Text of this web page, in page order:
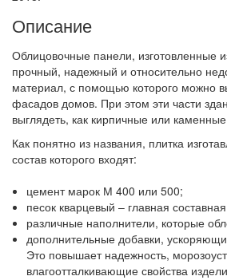
Описание
Облицовочные панели, изготовленные
прочный, надежный и относительно
материал, с помощью которого можно
фасадов домов. При этом эти части
выглядеть, как кирпичные или
Как понятно из названия, плитка
состав которого входят:
цемент марок М 400 или 500;
песок кварцевый – главная
различные наполнители, которые
дополнительные добавки,
Это повышает надежность,
влагоотталкивающие свойства